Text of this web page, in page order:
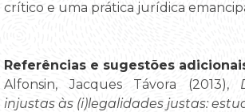
crítico e uma prática jurídica
Referências e sugestões
Alfonsin, Jacques Távora (2013),
injustas às (i)legalidades justas: